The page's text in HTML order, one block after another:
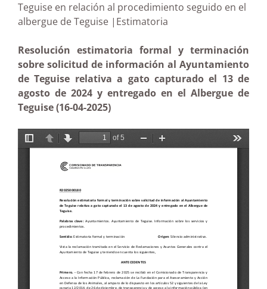
Teguise en relación al procedimiento seguido en el
albergue de Teguise |Estimatoria
Resolución estimatoria formal y terminación
sobre solicitud de información al Ayuntamiento
de Teguise relativa a gato capturado el 13 de
agosto de 2024 y entregado en el Albergue de
Teguise (16-04-2025)